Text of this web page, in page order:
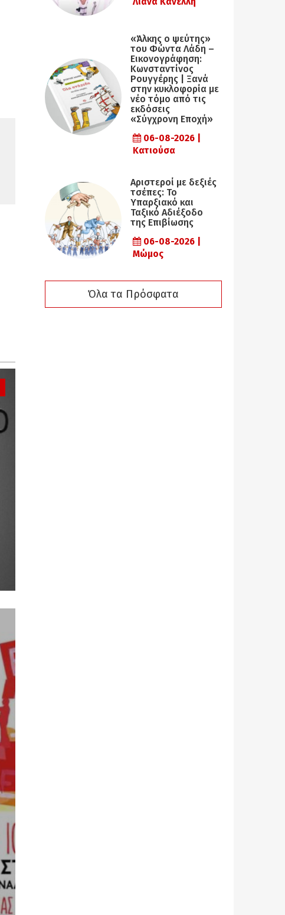
«Άλκης ο ψεύτης»
του Φώντα Λάδη –
Εικονογράφηση:
Κωνσταντίνος
Ρουγγέρης | Ξανά
στην κυκλοφορία με
νέο τόμο από τις
εκδόσεις
«Σύγχρονη Εποχή»
06-08-2026 |
Κατιούσα
Αριστεροί με δεξιές
τσέπες: Το
Υπαρξιακό και
Ταξικό Αδιέξοδο
της Επιβίωσης
06-08-2026 |
Μώμος
Όλα τα Πρόσφατα